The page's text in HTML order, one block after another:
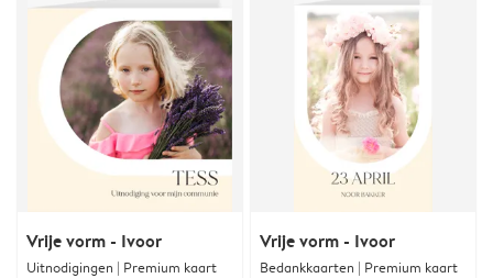
Vrije vorm - Ivoor
Uitnodigingen | Premium kaart
Vrije vorm - Ivoor
Bedankkaarten | Premium kaart